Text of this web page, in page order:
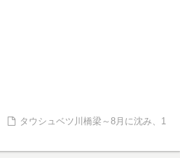
タウシュベツ川橋梁～8月に沈み、1